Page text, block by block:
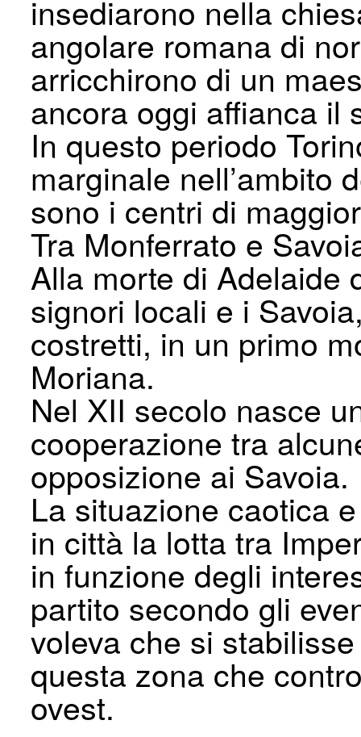
insediarono nella
angolare romana di
arricchirono di un
ancora oggi affianca il
In questo periodo
marginale nell’ambito
sono i centri di
Tra Monferrato e
Alla morte di Adelaide
signori locali e i
costretti, in un primo
Moriana.
Nel XII secolo nasce
cooperazione tra
opposizione ai Savoia.
La situazione caotica
in città la lotta tra
in funzione degli
partito secondo gli
voleva che si
questa zona che
ovest.